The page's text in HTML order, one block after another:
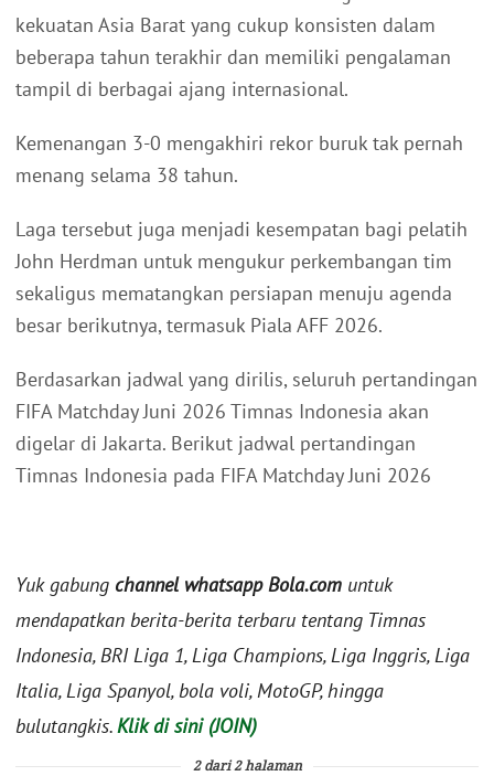
kekuatan Asia Barat yang cukup konsisten dalam
beberapa tahun terakhir dan memiliki pengalaman
tampil di berbagai ajang internasional.
Kemenangan 3-0 mengakhiri rekor buruk tak pernah
menang selama 38 tahun.
Laga tersebut juga menjadi kesempatan bagi pelatih
John Herdman untuk mengukur perkembangan tim
sekaligus mematangkan persiapan menuju agenda
besar berikutnya, termasuk Piala AFF 2026.
Berdasarkan jadwal yang dirilis, seluruh pertandingan
FIFA Matchday Juni 2026 Timnas Indonesia akan
digelar di Jakarta. Berikut jadwal pertandingan
Timnas Indonesia pada FIFA Matchday Juni 2026
Yuk gabung channel whatsapp Bola.com untuk
mendapatkan berita-berita terbaru tentang Timnas
Indonesia, BRI Liga 1, Liga Champions, Liga Inggris, Liga
Italia, Liga Spanyol, bola voli, MotoGP, hingga
bulutangkis.Klik di sini (JOIN)
2 dari 2 halaman